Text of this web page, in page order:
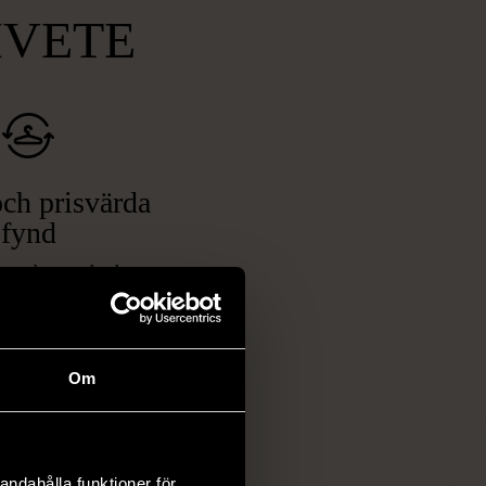
Om
prisvärda
fynd
ett brett utbud av
kläder och möbler
elektronik i våra
föremål som
vanliga butiker.